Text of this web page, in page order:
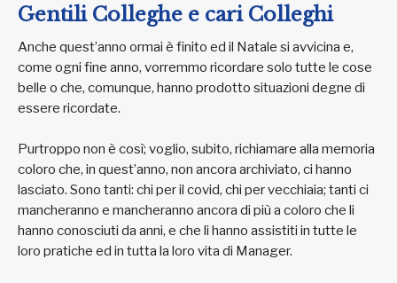
Gentili Colleghe e cari Colleghi
Anche quest’anno ormai è finito ed il Natale si avvicina e,
come ogni fine anno, vorremmo ricordare solo tutte le cose
belle o che, comunque, hanno prodotto situazioni degne di
essere ricordate.
Purtroppo non è così; voglio, subito, richiamare alla memoria
coloro che, in quest’anno, non ancora archiviato, ci hanno
lasciato. Sono tanti: chi per il covid, chi per vecchiaia; tanti ci
mancheranno e mancheranno ancora di più a coloro che li
hanno conosciuti da anni, e che li hanno assistiti in tutte le
loro pratiche ed in tutta la loro vita di Manager.